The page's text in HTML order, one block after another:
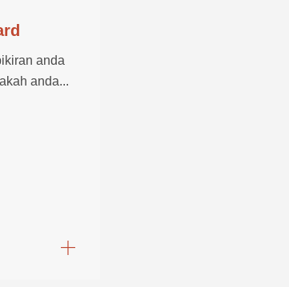
anda
anda...